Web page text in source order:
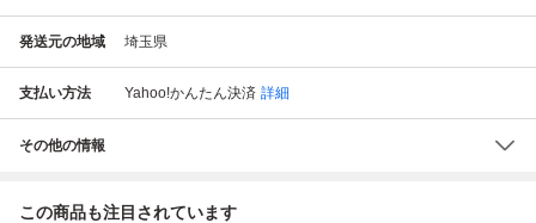
発送元の地域 埼玉県
支払い方法 Yahoo!かんたん決済 詳細
その他の情報
この商品も注目されています